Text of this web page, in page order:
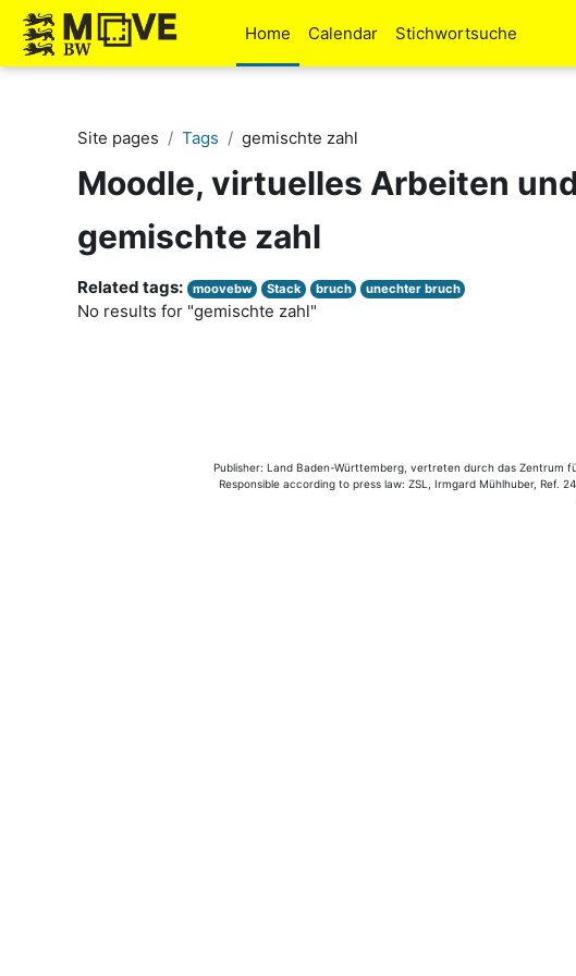
Skip to main content
Home
Calendar Stichwortsuche
Site pages Tags gemischte zahl
Moodle, virtuelles Arbeiten
gemischte zahl
Related tags: moovebw Stack bruch unechter bruch
No results for "gemischte zahl"
Publisher: Land Baden-Württemberg, vertreten durch das Zentrum
Responsible according to press law: ZSL, Irmgard Mühlhuber, Ref.